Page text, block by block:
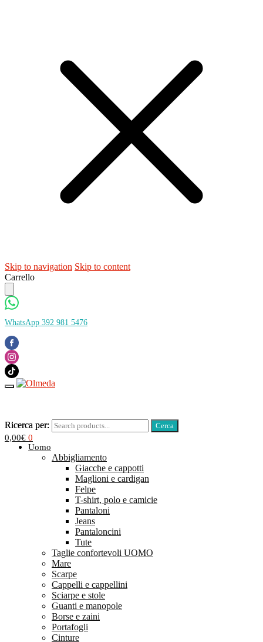
Skip to navigation Skip to content
Carrello
WhatsApp 392 981 5476
Ricerca per:
0,00€ 0
Ricerca per:
Uomo
Abbigliamento
Giacche e cappotti
Maglioni e cardigan
Felpe
T-shirt, polo e camicie
Pantaloni
Jeans
Pantaloncini
Tute
Taglie confortevoli UOMO
Mare
Scarpe
Cappelli e cappellini
Sciarpe e stole
Guanti e manopole
Borse e zaini
Portafogli
Cinture